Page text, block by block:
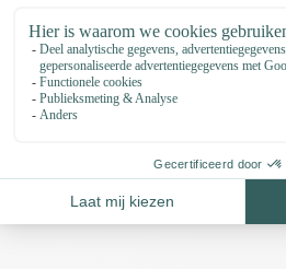
EM Keramiek pijpjes anti
gram (±35 stuks)
Op voorraad
Op voorraad